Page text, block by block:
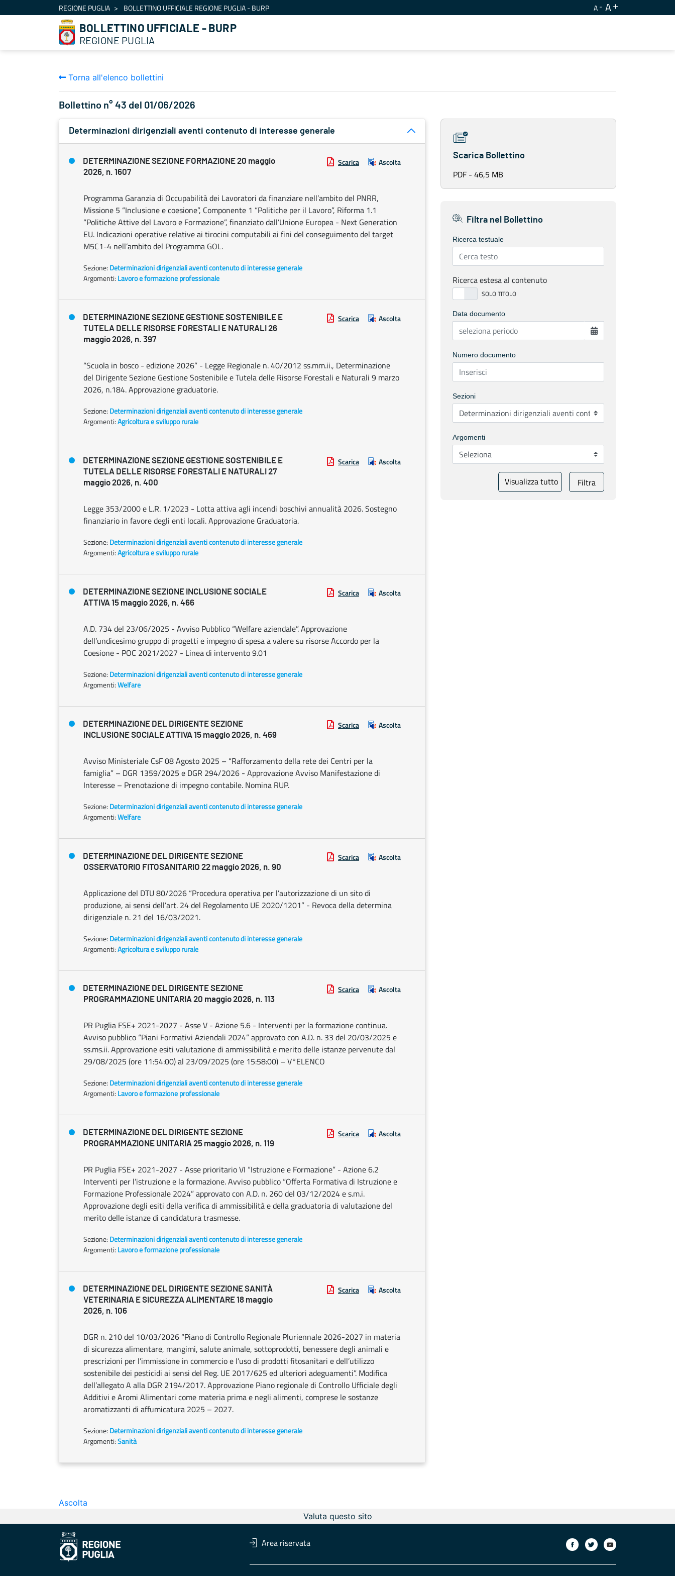
Salta al contenutoREGIONE PUGLIA BOLLETTINO UFFICIALE REGIONE PUGLIA - BURP A A
BOLLETTINO UFFICIALE - BURP
REGIONE PUGLIA
Torna all'elenco bollettini
Bollettino n° 43 del 01/06/2026
Determinazioni dirigenziali aventi contenuto di interesse generale
DETERMINAZIONE SEZIONE FORMAZIONE 20 maggio
2026, n. 1607
Scarica Ascolta
Programma Garanzia di Occupabilità dei Lavoratori da finanziare nell’ambito del PNRR,
Missione 5 “Inclusione e coesione”, Componente 1 “Politiche per il Lavoro”, Riforma 1.1
“Politiche Attive del Lavoro e Formazione”, finanziato dall’Unione Europea - Next Generation
EU. Indicazioni operative relative ai tirocini computabili ai fini del conseguimento del target
M5C1-4 nell’ambito del Programma GOL.
Sezione: Determinazioni dirigenziali aventi contenuto di interesse generale
Argomenti: Lavoro e formazione professionale
DETERMINAZIONE SEZIONE GESTIONE SOSTENIBILE E
TUTELA DELLE RISORSE FORESTALI E NATURALI 26
maggio 2026, n. 397
Scarica Ascolta
“Scuola in bosco - edizione 2026” - Legge Regionale n. 40/2012 ss.mm.ii., Determinazione
del Dirigente Sezione Gestione Sostenibile e Tutela delle Risorse Forestali e Naturali 9 marzo
2026, n.184. Approvazione graduatorie.
Sezione: Determinazioni dirigenziali aventi contenuto di interesse generale
Argomenti:Agricoltura e sviluppo rurale
DETERMINAZIONE SEZIONE GESTIONE SOSTENIBILE E
TUTELA DELLE RISORSE FORESTALI E NATURALI 27
maggio 2026, n. 400
Scarica Ascolta
Legge 353/2000 e L.R. 1/2023 - Lotta attiva agli incendi boschivi annualità 2026. Sostegno
finanziario in favore degli enti locali. Approvazione Graduatoria.
Sezione: Determinazioni dirigenziali aventi contenuto di interesse generale
Argomenti:Agricoltura e sviluppo rurale
DETERMINAZIONE SEZIONE INCLUSIONE SOCIALE
ATTIVA 15 maggio 2026, n. 466
Scarica Ascolta
A.D. 734 del 23/06/2025 - Avviso Pubblico “Welfare aziendale”. Approvazione
dell’undicesimo gruppo di progetti e impegno di spesa a valere su risorse Accordo per la
Coesione - POC 2021/2027 - Linea di intervento 9.01
Sezione: Determinazioni dirigenziali aventi contenuto di interesse generale
Argomenti:Welfare
DETERMINAZIONE DEL DIRIGENTE SEZIONE
INCLUSIONE SOCIALE ATTIVA 15 maggio 2026, n. 469
Scarica Ascolta
Avviso Ministeriale CsF 08 Agosto 2025 – “Rafforzamento della rete dei Centri per la
famiglia” – DGR 1359/2025 e DGR 294/2026 - Approvazione Avviso Manifestazione di
Interesse – Prenotazione di impegno contabile. Nomina RUP.
Sezione: Determinazioni dirigenziali aventi contenuto di interesse generale
Argomenti:Welfare
DETERMINAZIONE DEL DIRIGENTE SEZIONE
OSSERVATORIO FITOSANITARIO 22 maggio 2026, n. 90
Scarica Ascolta
Applicazione del DTU 80/2026 “Procedura operativa per l’autorizzazione di un sito di
produzione, ai sensi dell’art. 24 del Regolamento UE 2020/1201” - Revoca della determina
dirigenziale n. 21 del 16/03/2021.
Sezione: Determinazioni dirigenziali aventi contenuto di interesse generale
Argomenti:Agricoltura e sviluppo rurale
DETERMINAZIONE DEL DIRIGENTE SEZIONE
PROGRAMMAZIONE UNITARIA 20 maggio 2026, n. 113
Scarica Ascolta
PR Puglia FSE+ 2021-2027 - Asse V - Azione 5.6 - Interventi per la formazione continua.
Avviso pubblico “Piani Formativi Aziendali 2024” approvato con A.D. n. 33 del 20/03/2025 e
ss.ms.ii. Approvazione esiti valutazione di ammissibilità e merito delle istanze pervenute dal
29/08/2025 (ore 11:54:00) al 23/09/2025 (ore 15:58:00) – V°ELENCO
Sezione: Determinazioni dirigenziali aventi contenuto di interesse generale
Argomenti: Lavoro e formazione professionale
DETERMINAZIONE DEL DIRIGENTE SEZIONE
PROGRAMMAZIONE UNITARIA 25 maggio 2026, n. 119
Scarica Ascolta
PR Puglia FSE+ 2021-2027 - Asse prioritario VI “Istruzione e Formazione” - Azione 6.2
Interventi per l’istruzione e la formazione. Avviso pubblico “Offerta Formativa di Istruzione e
Formazione Professionale 2024” approvato con A.D. n. 260 del 03/12/2024 e s.m.i.
Approvazione degli esiti della verifica di ammissibilità e della graduatoria di valutazione del
merito delle istanze di candidatura trasmesse.
Sezione: Determinazioni dirigenziali aventi contenuto di interesse generale
Argomenti: Lavoro e formazione professionale
DETERMINAZIONE DEL DIRIGENTE SEZIONE SANITÀ
VETERINARIA E SICUREZZA ALIMENTARE 18 maggio
2026, n. 106
Scarica Ascolta
DGR n. 210 del 10/03/2026 “Piano di Controllo Regionale Pluriennale 2026-2027 in materia
di sicurezza alimentare, mangimi, salute animale, sottoprodotti, benessere degli animali e
prescrizioni per l’immissione in commercio e l’uso di prodotti fitosanitari e dell’utilizzo
sostenibile dei pesticidi ai sensi del Reg. UE 2017/625 ed ulteriori adeguamenti”. Modifica
dell’allegato A alla DGR 2194/2017. Approvazione Piano regionale di Controllo Ufficiale degli
Additivi e Aromi Alimentari come materia prima e negli alimenti, comprese le sostanze
aromatizzanti di affumicatura 2025 – 2027.
Sezione: Determinazioni dirigenziali aventi contenuto di interesse generale
Argomenti:Sanità
Scarica Bollettino
PDF - 46,5 MB
Filtra nel Bollettino
Ricerca testuale
Ricerca estesa al contenuto
Data documento
Numero documento
Sezioni
Argomenti
Visualizza tutto Filtra
Ascolta
Valuta questo sito
Area riservata